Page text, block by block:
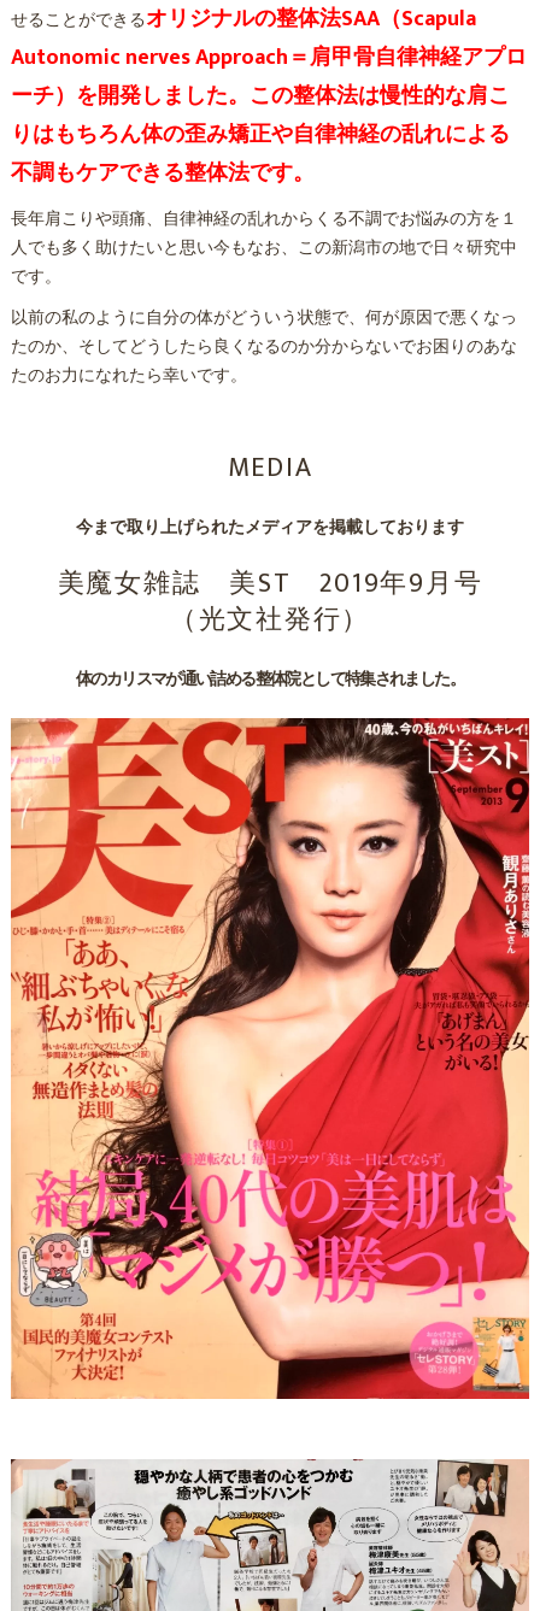
せることができるオリジナルの整体法SAA（Scapula
Autonomic nerves Approach＝肩甲骨自律神経アプロ
ーチ）を開発しました。この整体法は慢性的な肩こ
りはもちろん体の歪み矯正や自律神経の乱れによる
不調もケアできる整体法です。
長年肩こりや頭痛、自律神経の乱れからくる不調でお悩みの方を１
人でも多く助けたいと思い今もなお、この新潟市の地で日々研究中
です。
以前の私のように自分の体がどういう状態で、何が原因で悪くなっ
たのか、そしてどうしたら良くなるのか分からないでお困りのあな
たのお力になれたら幸いです。
今まで取り上げられたメディアを掲載しております
MEDIA
体のカリスマが通い詰める整体院として特集されました。
美魔女雑誌 美ST 2019年9月号
（光文社発行）